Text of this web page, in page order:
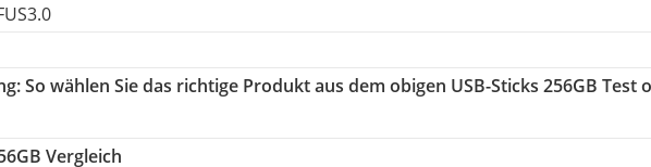
: So wählen Sie das richtige Produkt aus dem obigen USB-Sticks 256GB Test
Vergleich